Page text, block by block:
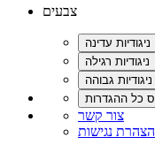
צבעים
צור קשר
הצהרת נגישות